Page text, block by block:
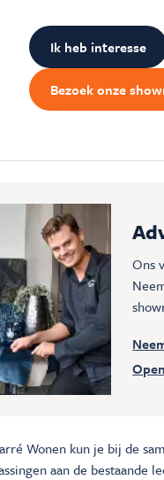
Ik heb interesse
Bezoek onze
Ons
Wonen kun je bij de
aan de bestaande